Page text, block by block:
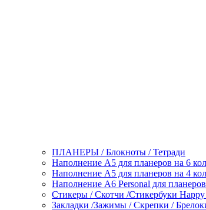
ПЛАНЕРЫ / Блокноты / Тетради
Наполнение А5 для планеров на 6
Наполнение А5 для планеров на 4
Наполнение А6 Personal для
Стикеры / Скотчи /Стикербуки Happy
Закладки /Зажимы / Скрепки /